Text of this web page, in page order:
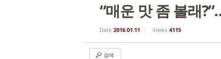
“매운 맛 좀 볼래
Date 2016.01.11 Views 4115
검색